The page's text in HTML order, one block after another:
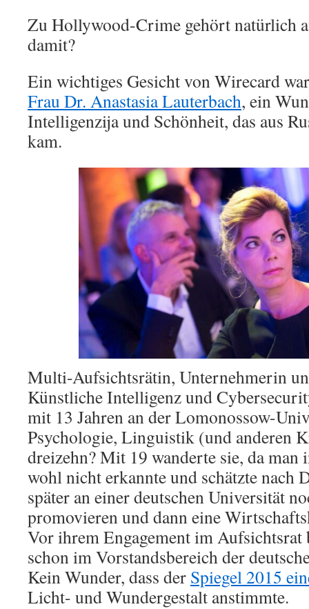
Zu Hollywood-Crime gehört natürlich
damit?
Ein wichtiges Gesicht von Wirecard
Frau Dr. Anastasia Lauterbach, ein
Intelligenzija und Schönheit, das aus
kam.
Multi-Aufsichtsrätin, Unternehmerin
Künstliche Intelligenz und
mit 13 Jahren an der Lomonossow-
Psychologie, Linguistik (und anderen
dreizehn? Mit 19 wanderte sie, da man
wohl nicht erkannte und schätzte nach
später an einer deutschen Universität
promovieren und dann eine
Vor ihrem Engagement im Aufsichtsrat
schon im Vorstandsbereich der
Kein Wunder, dass der Spiegel 2015
Licht- und Wundergestalt anstimmte.